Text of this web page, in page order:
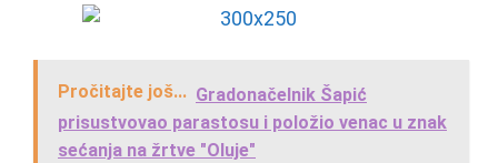
Pročitajte još... Gradonačelnik Šapić
prisustvovao parastosu i položio venac u znak
sećanja na žrtve "Oluje"